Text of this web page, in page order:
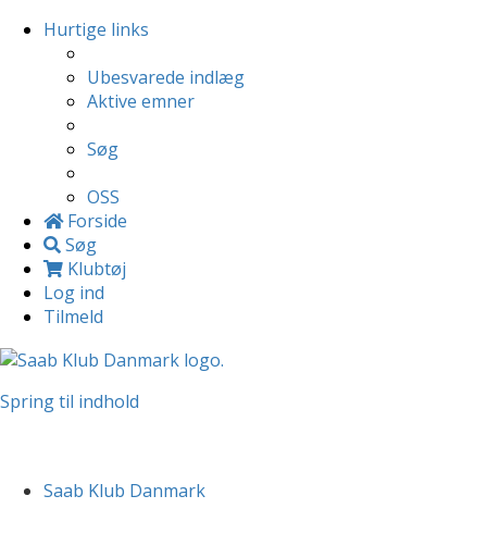
Hurtige links
Ubesvarede indlæg
Aktive emner
Søg
OSS
Forside
Søg
Klubtøj
Log ind
Tilmeld
Spring til indhold
Saab Klub Danmark